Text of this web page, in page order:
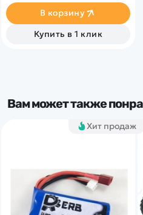
В корзину
Купить в 1 клик
Вам может также
Хит продаж